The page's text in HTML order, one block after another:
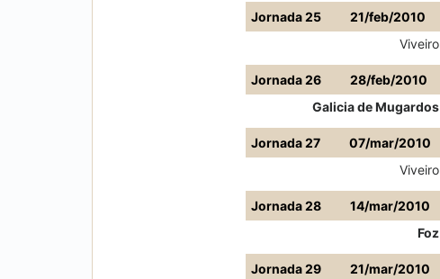
Jornada 25
21/feb/2010
Viveiro
Jornada 26
28/feb/2010
Galicia de Mugardos
Jornada 27
07/mar/2010
Viveiro
Jornada 28
14/mar/2010
Foz
Jornada 29
21/mar/2010